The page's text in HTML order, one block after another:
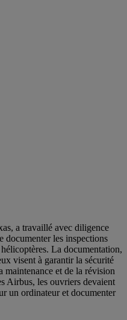
a travaillé avec diligence
documenter les inspections
La documentation,
visent à garantir la sécurité
maintenance et de la révision
Airbus, les ouvriers devaient
un ordinateur et documenter